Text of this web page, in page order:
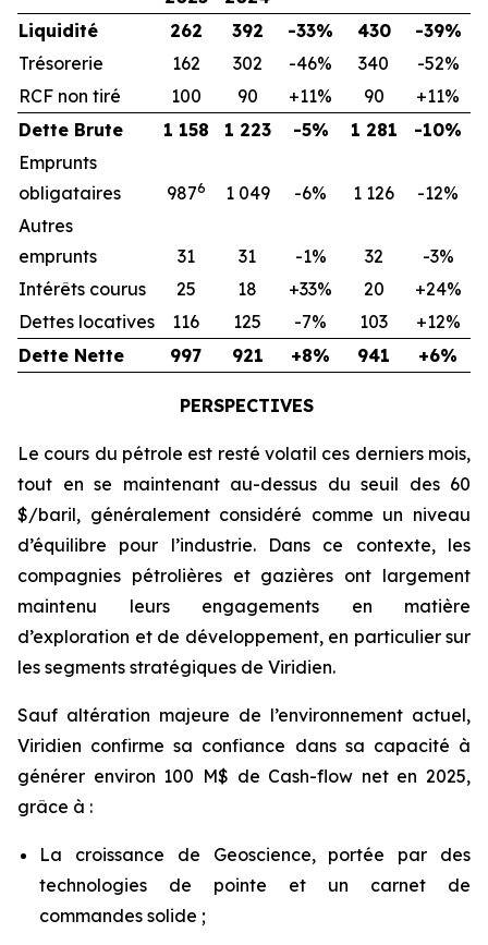
Liquidité
262 392 -33% 430
-39%
Trésorerie
162 302 -46% 340
-52%
RCF non tiré
100 90 +11% 90
+11%
Dette Brute
1 158 1 223 -5% 1 281
-10%
Emprunts
obligataires
9876 1 049 -6% 1 126
-12%
Autres
emprunts
31 31 -1% 32
-3%
Intérêts courus
25 18 +33% 20
+24%
Dettes locatives
116 125 -7% 103
+12%
Dette Nette
997 921 +8% 941 +6%
PERSPECTIVES
Le cours du pétrole est resté volatil ces derniers mois,
tout en se maintenant au-dessus du seuil des 60
$/baril, généralement considéré comme un niveau
d’équilibre pour l’industrie. Dans ce contexte, les
compagnies pétrolières et gazières ont largement
maintenu leurs engagements en matière
d’exploration et de développement, en particulier sur
les segments stratégiques de Viridien.
Sauf altération majeure de l’environnement actuel,
Viridien confirme sa confiance dans sa capacité à
générer environ 100 M$ de Cash-flow net en 2025,
grâce à :
La croissance de Geoscience, portée par des
technologies de pointe et un carnet de
commandes solide ;